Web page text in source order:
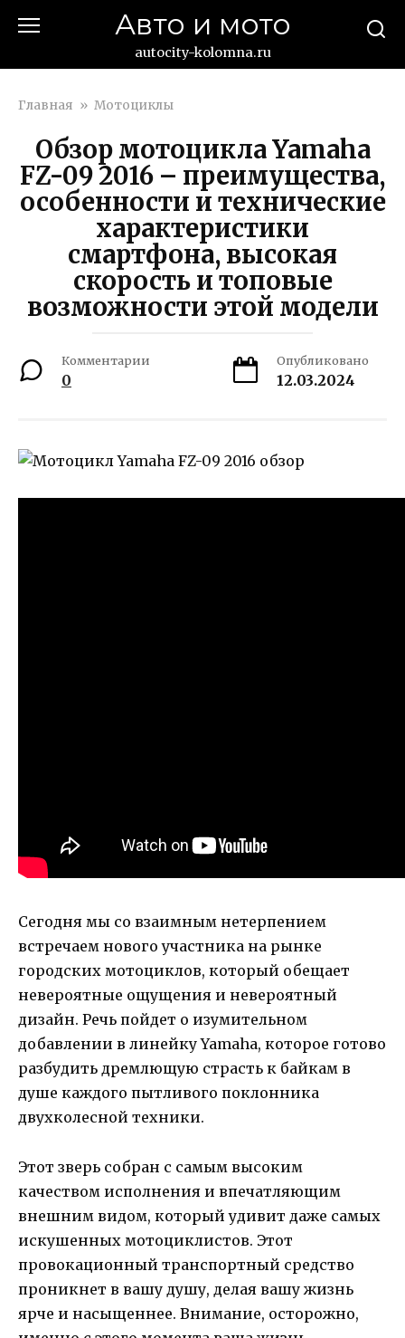
Авто и мото
autocity-kolomna.ru
Главная » Мотоциклы
Обзор мотоцикла Yamaha
FZ-09 2016 – преимущества,
особенности и технические
характеристики
смартфона, высокая
скорость и топовые
возможности этой модели
Комментарии
0
Опубликовано
12.03.2024
Сегодня мы со взаимным нетерпением
встречаем нового участника на рынке
городских мотоциклов, который обещает
невероятные ощущения и невероятный
дизайн. Речь пойдет о изумительном
добавлении в линейку Yamaha, которое готово
разбудить дремлющую страсть к байкам в
душе каждого пытливого поклонника
двухколесной техники.
Этот зверь собран с самым высоким
качеством исполнения и впечатляющим
внешним видом, который удивит даже самых
искушенных мотоциклистов. Этот
провокационный транспортный средство
проникнет в вашу душу, делая вашу жизнь
ярче и насыщеннее. Внимание, осторожно,